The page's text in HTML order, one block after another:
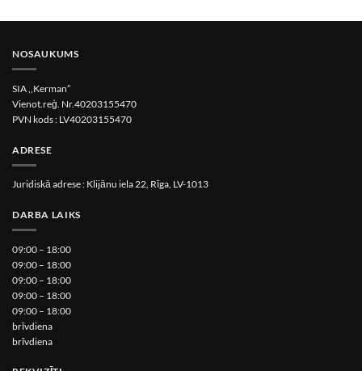
NOSAUKUMS
SIA ,,Kerman”
Vienot.reģ. Nr.40203155470
PVN kods : LV40203155470
ADRESE
Juridiskā adrese : Klijānu iela 22, Rīga, LV-1013
DARBA LAIKS
09:00 – 18:00
09:00 – 18:00
09:00 – 18:00
09:00 – 18:00
09:00 – 18:00
brīvdiena
brīvdiena